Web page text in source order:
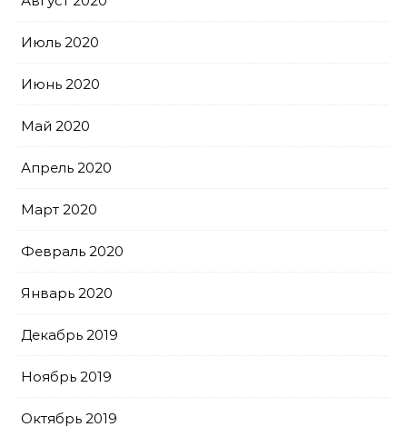
Июль 2020
Июнь 2020
Май 2020
Апрель 2020
Март 2020
Февраль 2020
Январь 2020
Декабрь 2019
Ноябрь 2019
Октябрь 2019